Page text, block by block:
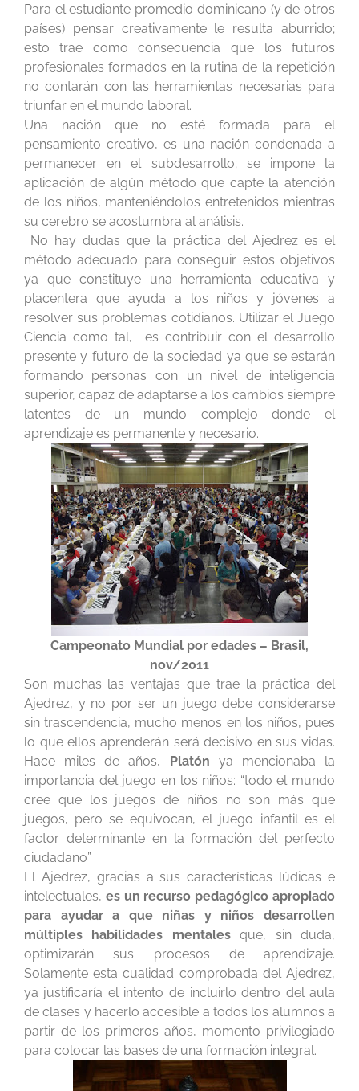
Para el estudiante promedio dominicano (y de otros
países) pensar creativamente le resulta aburrido;
esto trae como consecuencia que los futuros
profesionales formados en la rutina de la repetición
no contarán con las herramientas necesarias para
triunfar en el mundo laboral.
Una nación que no esté formada para el
pensamiento creativo, es una nación condenada a
permanecer en el subdesarrollo; se impone la
aplicación de algún método que capte la atención
de los niños, manteniéndolos entretenidos mientras
su cerebro se acostumbra al análisis.
No hay dudas que la práctica del Ajedrez es el
método adecuado para conseguir estos objetivos
ya que constituye una herramienta educativa y
placentera que ayuda a los niños y jóvenes a
resolver sus problemas cotidianos. Utilizar el Juego
Ciencia como tal, es contribuir con el desarrollo
presente y futuro de la sociedad ya que se estarán
formando personas con un nivel de inteligencia
superior, capaz de adaptarse a los cambios siempre
latentes de un mundo complejo donde el
aprendizaje es permanente y necesario.
Campeonato Mundial por edades – Brasil,
nov/2011
Son muchas las ventajas que trae la práctica del
Ajedrez, y no por ser un juego debe considerarse
sin trascendencia, mucho menos en los niños, pues
lo que ellos aprenderán será decisivo en sus vidas.
Hace miles de años, Platón ya mencionaba la
importancia del juego en los niños: “todo el mundo
cree que los juegos de niños no son más que
juegos, pero se equivocan, el juego infantil es el
factor determinante en la formación del perfecto
ciudadano”.
El Ajedrez, gracias a sus características lúdicas e
intelectuales, es un recurso pedagógico apropiado
para ayudar a que niñas y niños desarrollen
múltiples habilidades mentalesque, sin duda,
optimizarán sus procesos de aprendizaje.
Solamente esta cualidad comprobada del Ajedrez,
ya justificaría el intento de incluirlo dentro del aula
de clases y hacerlo accesible a todos los alumnos a
partir de los primeros años, momento privilegiado
para colocar las bases de una formación integral.